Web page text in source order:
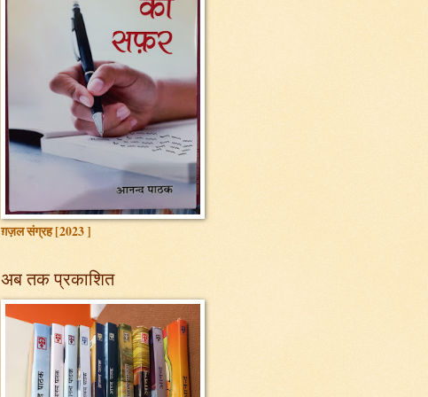
ग़ज़ल संग्रह [2023 ]
अब तक प्रकाशित